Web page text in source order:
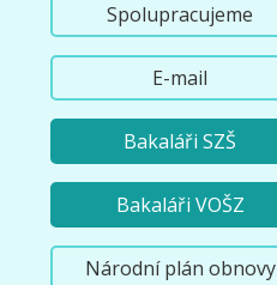
Spolupracujeme
E-mail
Bakaláři SZŠ
Bakaláři VOŠZ
Národní plán obnovy